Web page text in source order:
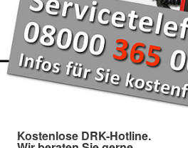
Kostenlose DRK-Hotline.